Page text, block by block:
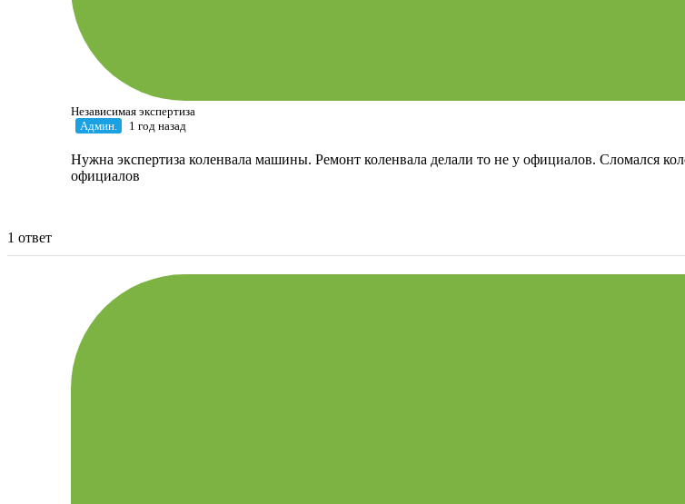
Независимая экспертиза
Админ.
1 год назад
Нужна экспертиза коленвала машины. Ремонт коленвала делали то не у официалов. Сломался
официалов
1 ответ